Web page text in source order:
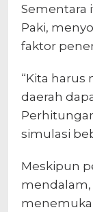
Sementara
Paki,
faktor
“Kita harus
daerah
simulasi
Meskipun
mendalam,